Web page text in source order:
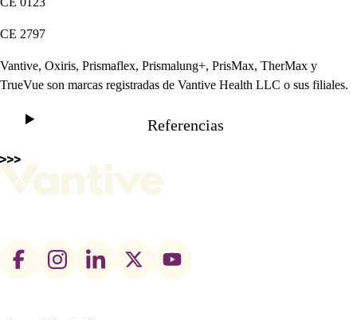
CE 2797
Vantive, Oxiris, Prismaflex, Prismalung+, PrisMax, TherMax y
TrueVue son marcas registradas de Vantive Health LLC o sus filiales.
Referencias
Footer